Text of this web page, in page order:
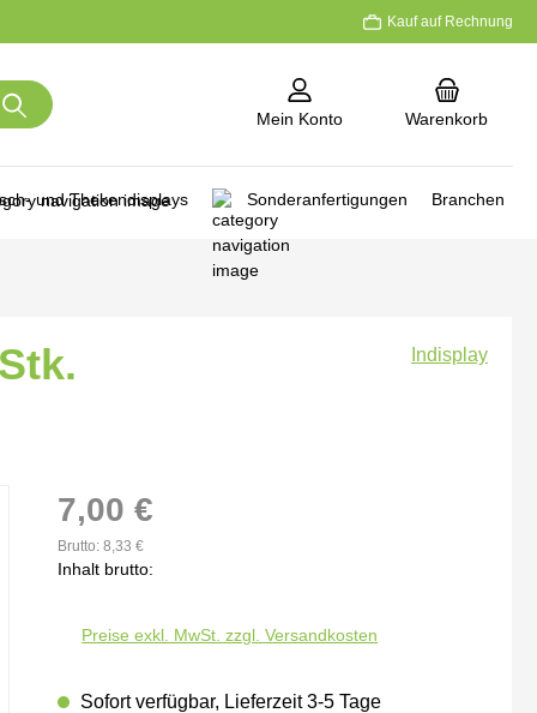
Kauf auf Rechnung
Mein Konto Warenkorb
und Thekendisplays Sonderanfertigungen Branchen
Indisplay
7,00 €
Brutto: 8,33 €
Inhalt brutto:
Preise exkl. MwSt. zzgl. Versandkosten
Sofort verfügbar, Lieferzeit 3-5 Tage